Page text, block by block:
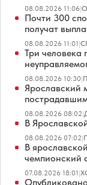
08.08.2026 11:06|
Почти 300
получат
08.08.2026 11:01|
Три человека
08.08.2026 10:30|
Ярославский
08.08.2026 08:02|
В
08.08.2026 07:02|
В
чемпионский
07.08.2026 18:01|